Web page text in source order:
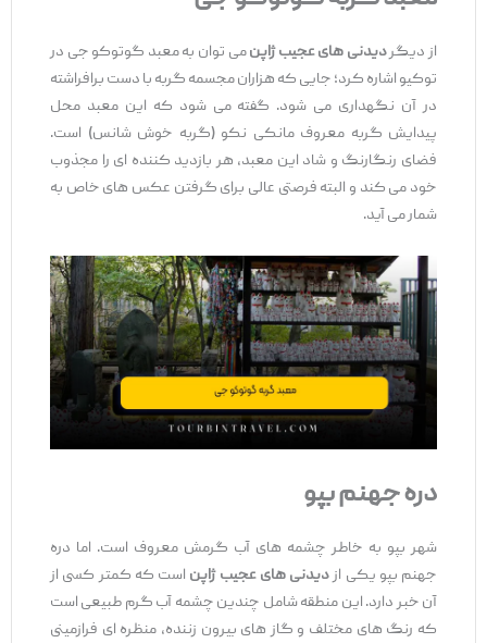
از دیگردیدنی ‌های عجیب ژاپنمی ‌توان به معبد گوتوکو جی در
توکیو اشاره کرد؛ جایی که هزاران مجسمه گربه با دست برافراشته
در آن نگهداری می ‌شود. گفته می ‌شود که این معبد محل
پیدایش گربه معروف مانکی نکو (گربه خوش ‌شانس) است.
فضای رنگارنگ و شاد این معبد، هر بازدید کننده ‌ای را مجذوب
خود می ‌کند و البته فرصتی عالی برای گرفتن عکس‌ های خاص به
شمار می ‌آید.
دره جهنم بپو
شهر بپو به خاطر چشمه‌ های آب گرمش معروف است. اما دره
جهنم بپو یکی از دیدنی ‌های عجیب ژاپناست که کمتر کسی از
آن خبر دارد. این منطقه شامل چندین چشمه آب گرم طبیعی است
که رنگ‌ های مختلف و گاز های بیرون ‌زننده، منظره ‌ای فرازمینی